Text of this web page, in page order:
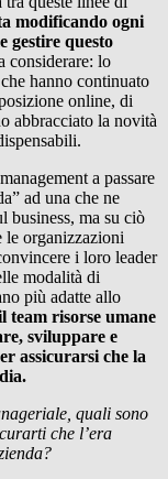
modificando ogni
gestire questo
considerare: lo
hanno continuato
online, di
abbracciato la novità
a passare
ad una che ne
business, ma su ciò
le organizzazioni
i loro leader
modalità di
più adatte allo
team risorse umane
sviluppare e
assicurarsi che la
quali sono
che l’era